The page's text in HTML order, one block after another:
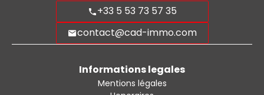
+33 5 53 73 57 35
contact@cad-immo.com
Informations legales
Mentions légales